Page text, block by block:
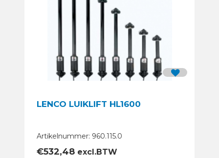
LENCO LUIKLIFT HL1600
Artikelnummer: 960.115.0
€532,48 excl.BTW